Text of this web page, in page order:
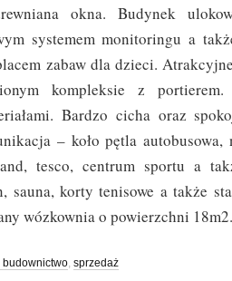
okna. Budynek
systemem monitoringu a
zabaw dla dzieci.
kompleksie z portierem.
Bardzo cicha oraz
– koło pętla autobusowa,
tesco, centrum sportu a
sauna, korty tenisowe a także
wózkownia o powierzchni 18m2.
budownictwo, sprzedaż